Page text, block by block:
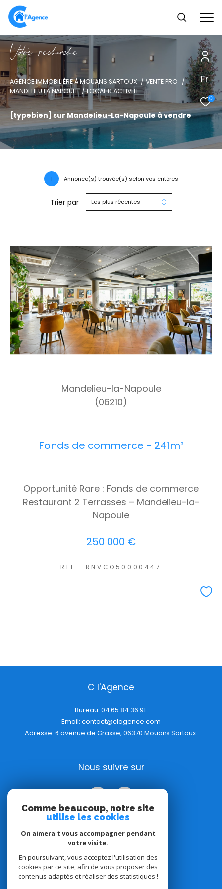
Fr
0
Vore recece
AGENCE IMMOBILIÈRE À MOUANS SARTOUX
VENTE PRO
MANDELIEU LA NAPOULE
LOCAL D ACTIVITE
[typebien] sur Mandelieu-La-Napoule à vendre
1 Annonce(s) trouvée(s) selon vos critères
Trier par Les plus récentes
Mandelieu-la-Napoule
(06210)
Fonds de commerce - 241m²
Opportunité Rare : Fonds de commerce
Restaurant 2 Terrasses – Mandelieu-la-
Napoule
250 000 €
REF : RNVCO50000447
C l'Agence
Bureau: 04.65.84.36.91
Email: contact@clagence.com
Adresse: 6 avenue de Grasse, 06370 Mouans Sartoux
Nous suivre sur
Comme beaucoup, notre site
utilise les cookies
On aimerait vous accompagner pendant
votre visite.
En poursuivant, vous acceptez l'utilisation des
cookies par ce site, afin de vous proposer des
contenus adaptés et réaliser des statistiques !